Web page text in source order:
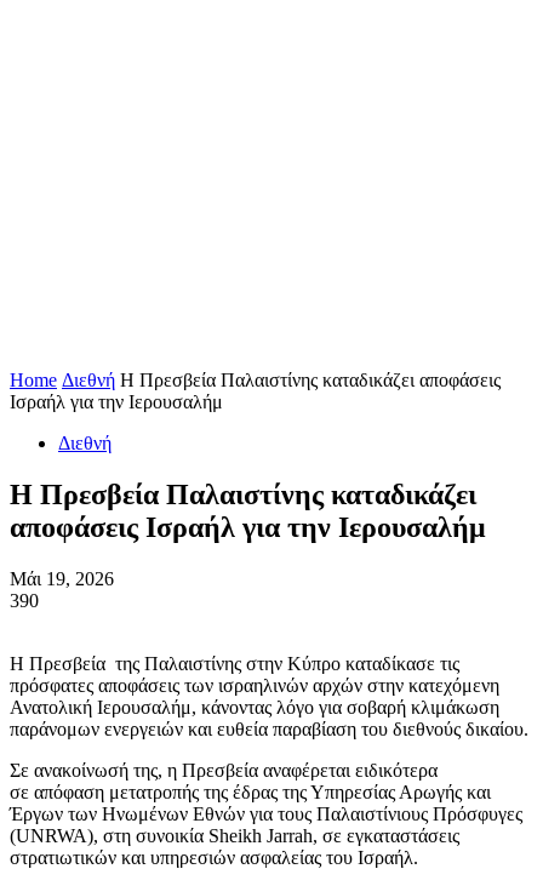
Home Διεθνή Η Πρεσβεία Παλαιστίνης καταδικάζει αποφάσεις
Ισραήλ για την Ιερουσαλήμ
Διεθνή
Η Πρεσβεία Παλαιστίνης καταδικάζει
αποφάσεις Ισραήλ για την Ιερουσαλήμ
Μάι 19, 2026
390
Η Πρεσβεία της Παλαιστίνης στην Κύπρο καταδίκασε τις
πρόσφατες αποφάσεις των ισραηλινών αρχών στην κατεχόμενη
Ανατολική Ιερουσαλήμ, κάνοντας λόγο για σοβαρή κλιμάκωση
παράνομων ενεργειών και ευθεία παραβίαση του διεθνούς δικαίου.
Σε ανακοίνωσή της, η Πρεσβεία αναφέρεται ειδικότερα
σε απόφαση μετατροπής της έδρας της Υπηρεσίας Αρωγής και
Έργων των Ηνωμένων Εθνών για τους Παλαιστίνιους Πρόσφυγες
(UNRWA), στη συνοικία Sheikh Jarrah, σε εγκαταστάσεις
στρατιωτικών και υπηρεσιών ασφαλείας του Ισραήλ.